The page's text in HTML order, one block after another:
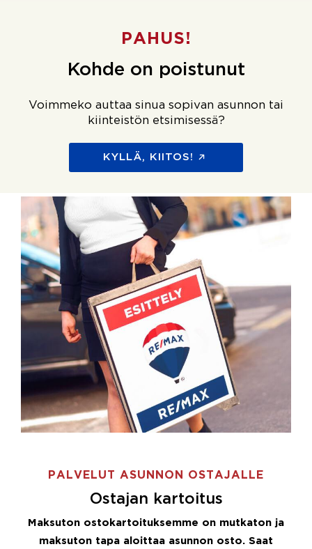
PAHUS!
Kohde on poistunut
Voimmeko auttaa sinua sopivan asunnon tai
kiinteistön etsimisessä?
KYLLÄ, KIITOS!
PALVELUT ASUNNON OSTAJALLE
Ostajan kartoitus
Maksuton ostokartoituksemme on mutkaton ja
maksuton tapa aloittaa asunnon osto. Saat